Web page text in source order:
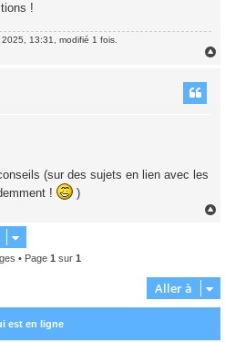
!
13:31, modifié 1 fois.
(sur des sujets en lien avec les
!
)
• Page 1 sur 1
Aller à
est en ligne